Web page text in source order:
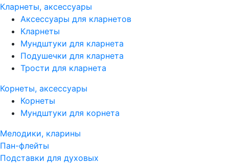
Кларнеты, аксессуары
Аксессуары для кларнетов
Кларнеты
Мундштуки для кларнета
Подушечки для кларнета
Трости для кларнета
Корнеты, аксессуары
Корнеты
Мундштуки для корнета
Мелодики, кларины
Пан-флейты
Подставки для духовых